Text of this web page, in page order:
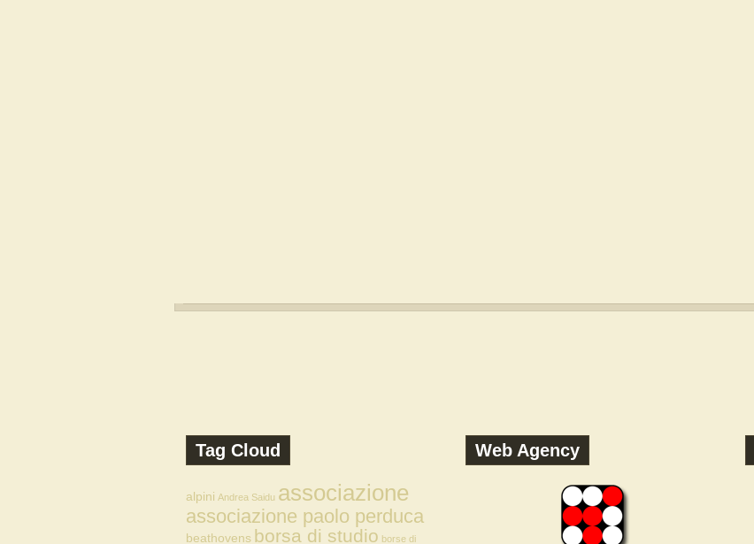
Tag Cloud
alpini Andrea Saidu associazione
associazione paolo perduca
beathovens borsa di studio borse di
Web Agency